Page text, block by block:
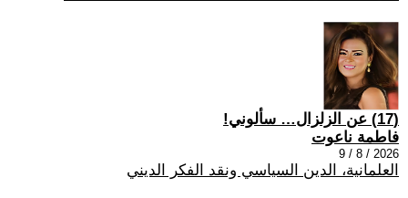
(17) عن الزلزال… سألوني!
فاطمة ناعوت
2026 / 8 / 9
العلمانية، الدين السياسي ونقد الفكر الديني